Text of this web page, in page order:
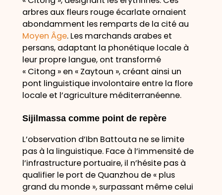
arbres aux fleurs rouge écarlate ornaient
abondamment les remparts de la cité au
Moyen Âge. Les marchands arabes et
persans, adaptant la phonétique locale à
leur propre langue, ont transformé
« Citong » en « Zaytoun », créant ainsi un
pont linguistique involontaire entre la flore
locale et l’agriculture méditerranéenne.
Sijilmassa comme point de repère
L’observation d’Ibn Battouta ne se limite
pas à la linguistique. Face à l’immensité de
l’infrastructure portuaire, il n’hésite pas à
qualifier le port de Quanzhou de « plus
grand du monde », surpassant même celui